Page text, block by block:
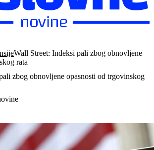
Wall Street: Indeksi pali zbog obnovljene
rata
zbog obnovljene opasnosti od trgovinskog